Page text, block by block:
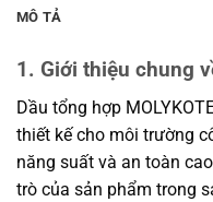
MÔ TẢ
1. Giới thiệu chung
Dầu tổng hợp
thiết kế cho môi trường
năng suất và an toàn
trò của sản phẩm trong